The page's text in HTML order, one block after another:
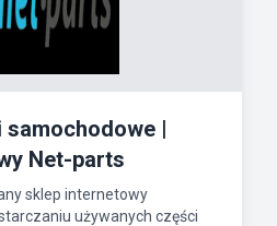
samochodowe |
Net-parts
sklep internetowy
używanych części